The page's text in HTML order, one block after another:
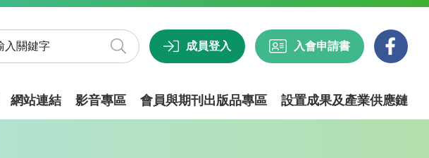
成員登入 入會申請書
網站連結 影音專區 會員與期刊出版品專區 設置成果及產業供應鏈